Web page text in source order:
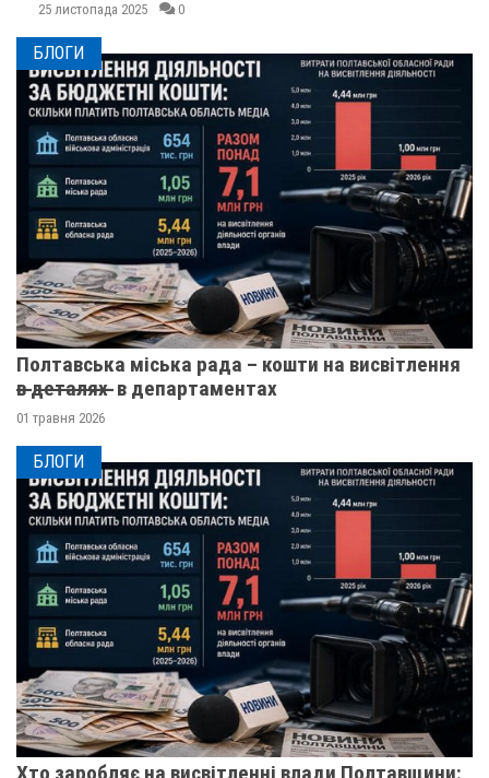
25 листопада 2025 0
БЛОГИ
Полтавська міська рада – кошти на висвітлення
в̶ ̶д̶е̶т̶а̶л̶я̶х̶ ̶ в департаментах
01 травня 2026
БЛОГИ